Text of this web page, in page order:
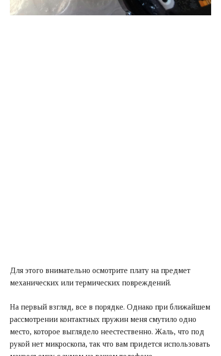
Для этого внимательно осмотрите плату на предмет
механических или термических повреждений.
На первый взгляд, все в порядке. Однако при ближайшем
рассмотрении контактных пружин меня смутило одно
место, которое выглядело неестественно. Жаль, что под
рукой нет микроскопа, так что вам придется использовать